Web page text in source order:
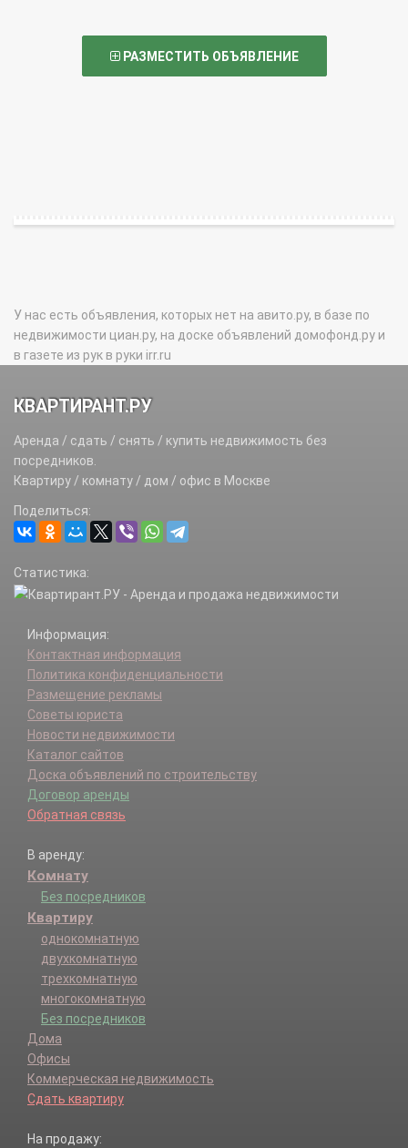
РАЗМЕСТИТЬ ОБЪЯВЛЕНИЕ
У нас есть объявления, которых нет на авито.ру, в базе по
недвижимости циан.ру, на доске объявлений домофонд.ру и
в газете из рук в руки irr.ru
КВАРТИРАНТ.РУ
Аренда / сдать / снять / купить недвижимость без
посредников.
Квартиру / комнату / дом / офис в Москве
Поделиться:
Статистика:
Информация:
Контактная информация
Политика конфиденциальности
Размещение рекламы
Советы юриста
Новости недвижимости
Каталог сайтов
Доска объявлений по строительству
Договор аренды
Обратная связь
В аренду:
Комнату
Без посредников
Квартиру
однокомнатную
двухкомнатную
трехкомнатную
многокомнатную
Без посредников
Дома
Офисы
Коммерческая недвижимость
Сдать квартиру
На продажу: